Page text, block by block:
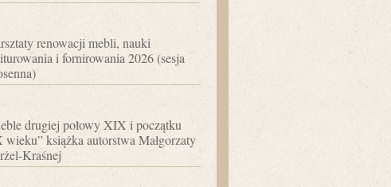
renowacji mebli, nauki
i fornirowania 2026 (sesja
drugiej połowy XIX i początku
książka autorstwa Małgorzaty
Kraśnej